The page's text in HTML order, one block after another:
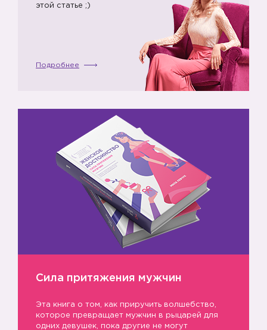
этой статье ;)
Подробнее
Сила притяжения мужчин
Эта книга о том, как приручить волшебство,
которое превращает мужчин в рыцарей для
одних девушек, пока другие не могут